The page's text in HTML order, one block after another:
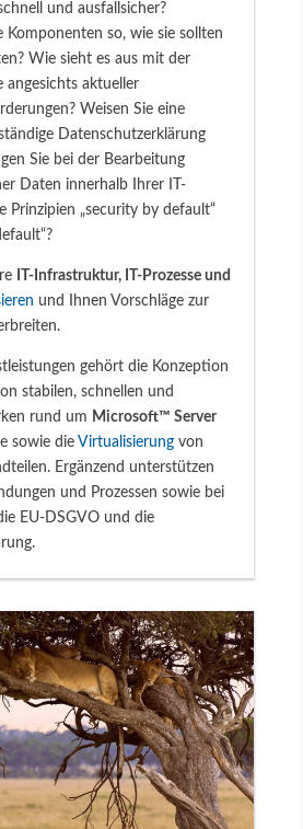
und ausfallsicher?
Komponenten so, wie sie sollten
Wie sieht es aus mit der
angesichts aktueller
Weisen Sie eine
Datenschutzerklärung
Sie bei der Bearbeitung
Daten innerhalb Ihrer IT-
Prinzipien „security by default“
IT-Infrastruktur, IT-Prozesse und
und Ihnen Vorschläge zur
gehört die Konzeption
stabilen, schnellen und
rund um Microsoft™ Server
sowie die Virtualisierungvon
Ergänzend unterstützen
und Prozessen sowie bei
EU-DSGVO und die